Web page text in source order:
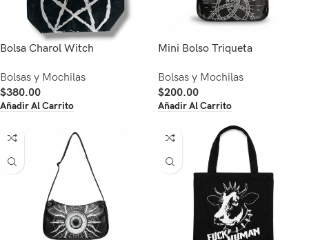
Bolsa Charol Witch
Bolsas y Mochilas
$380.00
Añadir Al Carrito
Mini Bolso Triqueta
Bolsas y Mochilas
$200.00
Añadir Al Carrito